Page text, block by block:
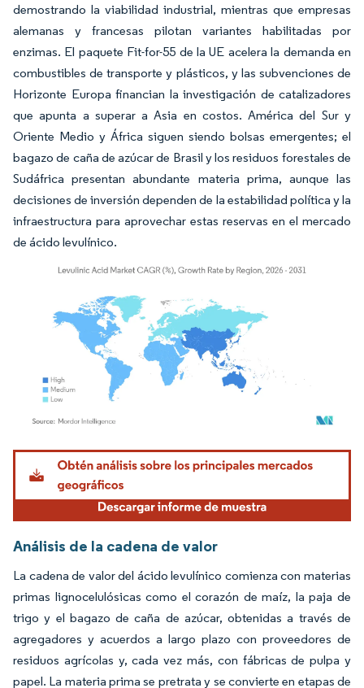
demostrando la viabilidad industrial, mientras que empresas
alemanas y francesas pilotan variantes habilitadas por
enzimas. El paquete Fit-for-55 de la UE acelera la demanda en
combustibles de transporte y plásticos, y las subvenciones de
Horizonte Europa financian la investigación de catalizadores
que apunta a superar a Asia en costos. América del Sur y
Oriente Medio y África siguen siendo bolsas emergentes; el
bagazo de caña de azúcar de Brasil y los residuos forestales de
Sudáfrica presentan abundante materia prima, aunque las
decisiones de inversión dependen de la estabilidad política y la
infraestructura para aprovechar estas reservas en el mercado
de ácido levulínico.
Imagen © Mordor Intelligence. El uso requiere atribución según CC BY 4.0.
Análisis de la cadena de valor
La cadena de valor del ácido levulínico comienza con materias
primas lignocelulósicas como el corazón de maíz, la paja de
trigo y el bagazo de caña de azúcar, obtenidas a través de
agregadores y acuerdos a largo plazo con proveedores de
residuos agrícolas y, cada vez más, con fábricas de pulpa y
papel. La materia prima se pretrata y se convierte en etapas de